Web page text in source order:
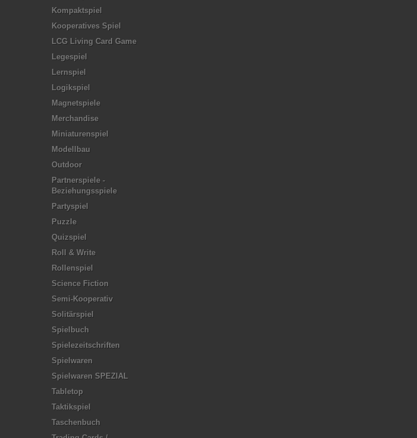
Kompaktspiel
Kooperatives Spiel
LCG Living Card Game
Legespiel
Lernspiel
Logikspiel
Magnetspiele
Merchandise
Miniaturenspiel
Modellbau
Outdoor
Partnerspiele -
Beziehungsspiele
Partyspiel
Puzzle
Quizspiel
Roll & Write
Rollenspiel
Science Fiction
Semi-Kooperativ
Solitärspiel
Spielbuch
Spielezeitschriften
Spielwaren
Spielwaren SPEZIAL
Tabletop
Taktikspiel
Taschenbuch